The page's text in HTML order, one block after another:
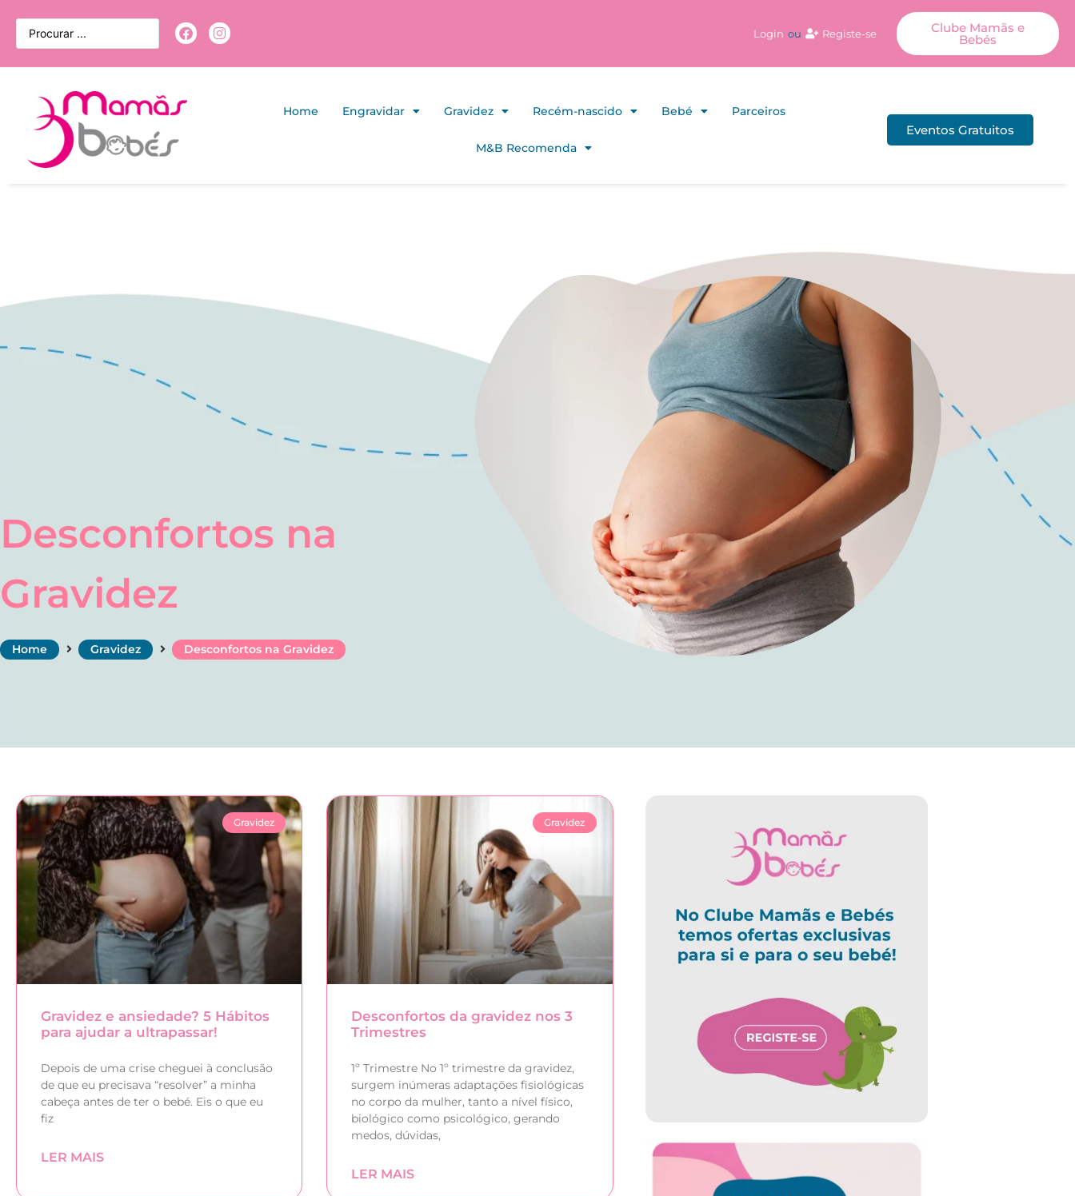
Login ou Registe-se Clube Mamãs e
Bebés
Home Engravidar Gravidez Recém-nascido Bebé Parceiros
M&B Recomenda
Eventos Gratuitos
Desconfortos na
Gravidez
Home Gravidez Desconfortos na Gravidez
Gravidez
Gravidez e ansiedade? 5 Hábitos
para ajudar a ultrapassar!
Depois de uma crise cheguei à conclusão
de que eu precisava “resolver” a minha
cabeça antes de ter o bebé. Eis o que eu
fiz
LER MAIS
Gravidez
Desconfortos da gravidez nos 3
Trimestres
1º Trimestre No 1º trimestre da gravidez,
surgem inúmeras adaptações fisiológicas
no corpo da mulher, tanto a nível físico,
biológico como psicológico, gerando
medos, dúvidas,
LER MAIS